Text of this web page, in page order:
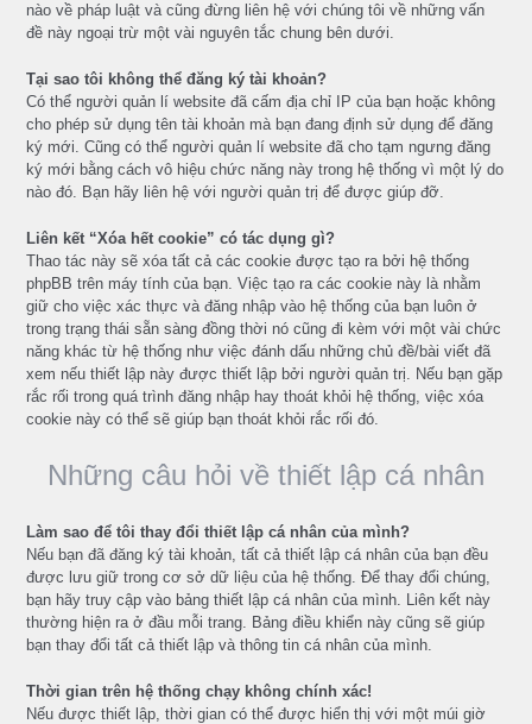
nào về pháp luật và cũng đừng liên hệ với chúng tôi về những vấn
đề này ngoại trừ một vài nguyên tắc chung bên dưới.
Tại sao tôi không thể đăng ký tài khoản?
Có thể người quản lí website đã cấm địa chỉ IP của bạn hoặc không
cho phép sử dụng tên tài khoản mà bạn đang định sử dụng để đăng
ký mới. Cũng có thể người quản lí website đã cho tạm ngưng đăng
ký mới bằng cách vô hiệu chức năng này trong hệ thống vì một lý do
nào đó. Bạn hãy liên hệ với người quản trị để được giúp đỡ.
Liên kết “Xóa hết cookie” có tác dụng gì?
Thao tác này sẽ xóa tất cả các cookie được tạo ra bởi hệ thống
phpBB trên máy tính của bạn. Việc tạo ra các cookie này là nhằm
giữ cho việc xác thực và đăng nhập vào hệ thống của bạn luôn ở
trong trạng thái sẵn sàng đồng thời nó cũng đi kèm với một vài chức
năng khác từ hệ thống như việc đánh dấu những chủ đề/bài viết đã
xem nếu thiết lập này được thiết lập bởi người quản trị. Nếu bạn gặp
rắc rối trong quá trình đăng nhập hay thoát khỏi hệ thống, việc xóa
cookie này có thể sẽ giúp bạn thoát khỏi rắc rối đó.
Những câu hỏi về thiết lập cá nhân
Làm sao để tôi thay đổi thiết lập cá nhân của mình?
Nếu bạn đã đăng ký tài khoản, tất cả thiết lập cá nhân của bạn đều
được lưu giữ trong cơ sở dữ liệu của hệ thống. Để thay đổi chúng,
bạn hãy truy cập vào bảng thiết lập cá nhân của mình. Liên kết này
thường hiện ra ở đầu mỗi trang. Bảng điều khiển này cũng sẽ giúp
bạn thay đổi tất cả thiết lập và thông tin cá nhân của mình.
Thời gian trên hệ thống chạy không chính xác!
Nếu được thiết lập, thời gian có thể được hiển thị với một múi giờ